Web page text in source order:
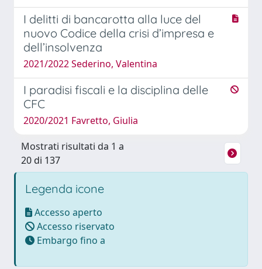
I delitti di bancarotta alla luce del
nuovo Codice della crisi d’impresa e
dell’insolvenza
2021/2022 Sederino, Valentina
I paradisi fiscali e la disciplina delle
CFC
2020/2021 Favretto, Giulia
Mostrati risultati da 1 a
20 di 137
Legenda icone
Accesso aperto
Accesso riservato
Embargo fino a